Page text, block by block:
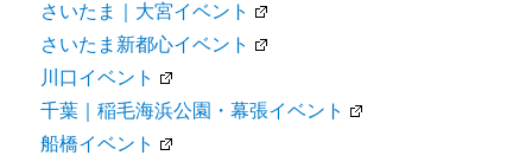
さいたま｜大宮イベント
さいたま新都心イベント
川口イベント
千葉｜稲毛海浜公園・幕張イベント
船橋イベント